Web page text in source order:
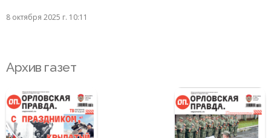
8 октября 2025 г. 10:11
Архив газет